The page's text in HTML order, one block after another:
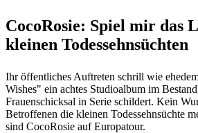
CocoRosie: Spiel mir das
kleinen Todessehnsüchten
Ihr öffentliches Auftreten schrill wie
Wishes" ein achtes Studioalbum im
Frauenschicksal in Serie schildert. Kein
Betroffenen die kleinen Todessehnsüchte
sind CocoRosie auf Europatour.